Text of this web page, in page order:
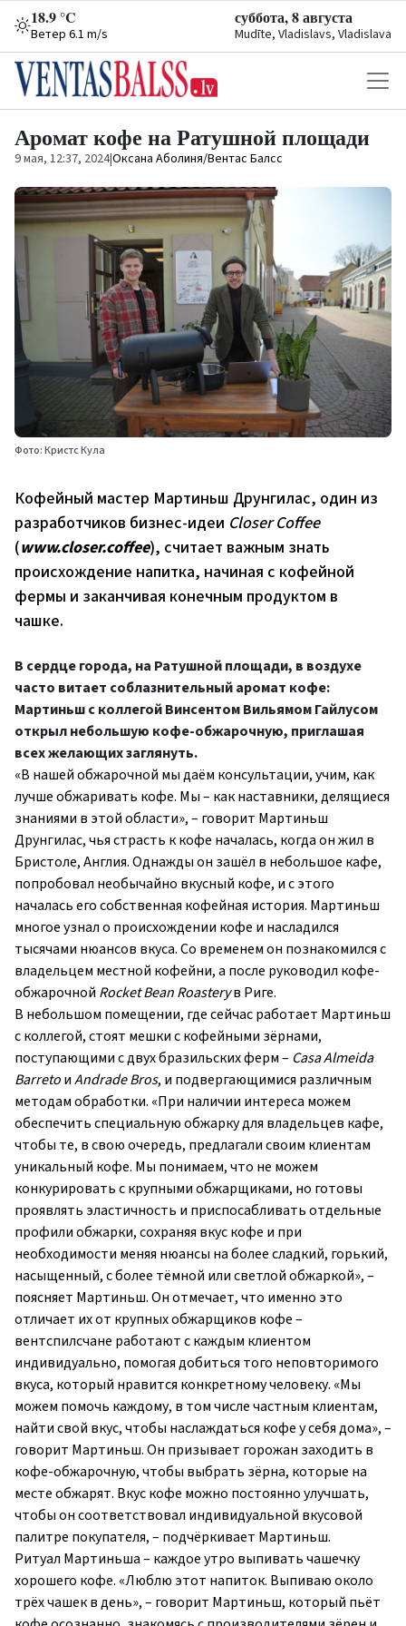
18.9 °C
Ветер 6.1 m/s
суббота, 8 августа
Mudīte, Vladislavs, Vladislava
Аромат кофе на Ратушной площади
9 мая, 12:37, 2024|Оксана Аболиня/Вентас Балсс
Фото: Кристс Кула
Кофейный мастер Мартиньш Друнгилас, один из
разработчиков бизнес-идеи Closer Coffee
(www.closer.coffee), считает важным знать
происхождение напитка, начиная с кофейной
фермы и заканчивая конечным продуктом в
чашке.
В сердце города, на Ратушной площади, в воздухе
часто витает соблазнительный аромат кофе:
Мартиньш с коллегой Винсентом Вильямом Гайлусом
открыл небольшую кофе-обжарочную, приглашая
всех желающих заглянуть.
«В нашей обжарочной мы даём консультации, учим, как
лучше обжаривать кофе. Мы – как наставники, делящиеся
знаниями в этой области», – говорит Мартиньш
Друнгилас, чья страсть к кофе началась, когда он жил в
Бристоле, Англия. Однажды он зашёл в небольшое кафе,
попробовал необычайно вкусный кофе, и с этого
началась его собственная кофейная история. Мартиньш
многое узнал о происхождении кофе и насладился
тысячами нюансов вкуса. Со временем он познакомился с
владельцем местной кофейни, а после руководил кофе-
обжарочной Rocket Bean Roasteryв Риге.
В небольшом помещении, где сейчас работает Мартиньш
с коллегой, стоят мешки с кофейными зёрнами,
поступающими с двух бразильских ферм – Casa Almeida
BarretoиAndrade Bros, и подвергающимися различным
методам обработки. «При наличии интереса можем
обеспечить специальную обжарку для владельцев кафе,
чтобы те, в свою очередь, предлагали своим клиентам
уникальный кофе. Мы понимаем, что не можем
конкурировать с крупными обжарщиками, но готовы
проявлять эластичность и приспосабливать отдельные
профили обжарки, сохраняя вкус кофе и при
необходимости меняя нюансы на более сладкий, горький,
насыщенный, с более тёмной или светлой обжаркой»,–
поясняет Мартиньш. Он отмечает, что именно это
отличает их от крупных обжарщиков кофе –
вентспилсчане работают с каждым клиентом
индивидуально, помогая добиться того неповторимого
вкуса, который нравится конкретному человеку. «Мы
можем помочь каждому, в том числе частным клиентам,
найти свой вкус, чтобы наслаждаться кофе у себя дома», –
говорит Мартиньш. Он призывает горожан заходить в
кофе-обжарочную, чтобы выбрать зёрна, которые на
месте обжарят. Вкус кофе можно постоянно улучшать,
чтобы он соответствовал индивидуальной вкусовой
палитре покупателя, – подчёркивает Мартиньш.
Ритуал Мартиньша – каждое утро выпивать чашечку
хорошего кофе. «Люблю этот напиток. Выпиваю около
трёх чашек в день», – говорит Мартиньш, который пьёт